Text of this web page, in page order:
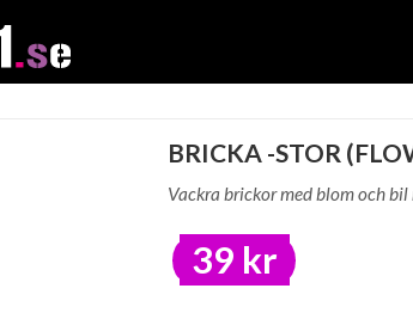
BRICKA -STOR
Vackra brickor med blom och
39 kr